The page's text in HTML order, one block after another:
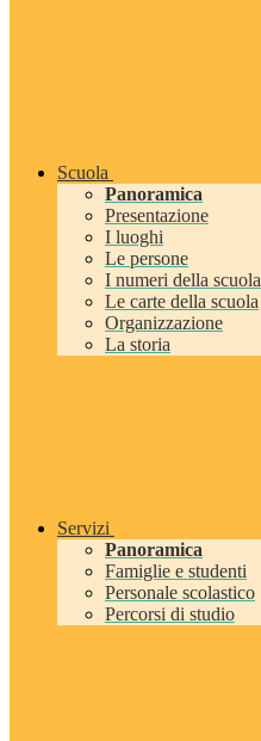
Scuola
Panoramica
Presentazione
I luoghi
Le persone
I numeri della scuola
Le carte della scuola
Organizzazione
La storia
Servizi
Panoramica
Famiglie e studenti
Personale scolastico
Percorsi di studio